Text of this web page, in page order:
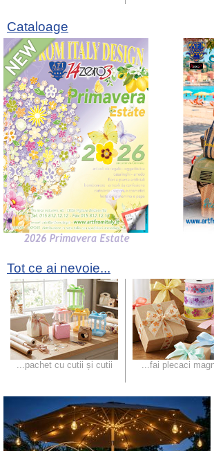
Cataloage
Tot ce ai nevoie...
...pachet cu cutii și cutii ...fai plecaci